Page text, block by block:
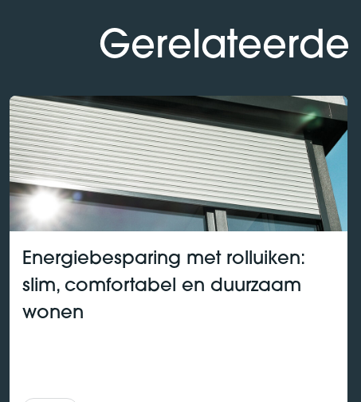
Gerelateerde
Energiebesparing met rolluiken:
slim, comfortabel en duurzaam
wonen